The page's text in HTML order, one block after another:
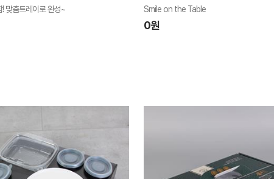
맞춤트레이로 완성~
Smile on the Table
0원